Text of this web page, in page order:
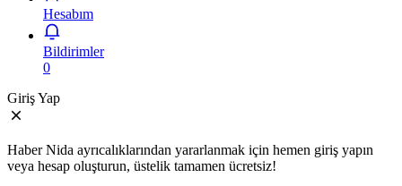
Hesabım
Bildirimler
0
Giriş Yap
Haber Nida ayrıcalıklarından yararlanmak için hemen giriş yapın
veya hesap oluşturun, üstelik tamamen ücretsiz!